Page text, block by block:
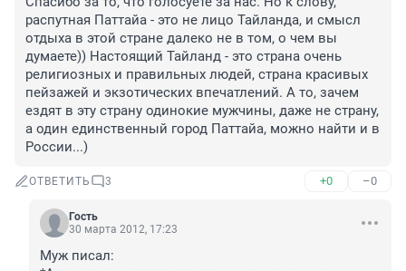
распутная Паттайа - это не лицо Тайланда, и смысл
отдыха в этой стране далеко не в том, о чем вы
думаете)) Настоящий Тайланд - это страна очень
религиозных и правильных людей, страна красивых
пейзажей и экзотических впечатлений. А то, зачем
ездят в эту страну одинокие мужчины, даже не страну,
а один единственный город Паттайа, можно найти и в
России...)
ОТВЕТИТЬ 3 +0 –0
Гость
30 марта 2012, 17:23
Муж писал: